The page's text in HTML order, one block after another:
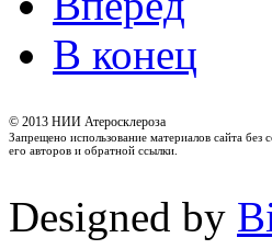
В конец
© 2013 НИИ Атеросклероза
Запрещено использование материалов сайта без
его авторов и обратной ссылки.
Designed by